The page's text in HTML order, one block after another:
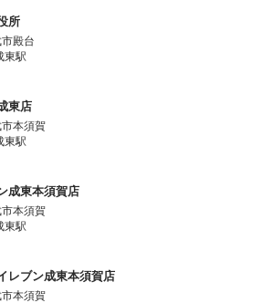
所
殿台
東駅
東店
本須賀
東駅
成東本須賀店
本須賀
東駅
レブン成東本須賀店
本須賀